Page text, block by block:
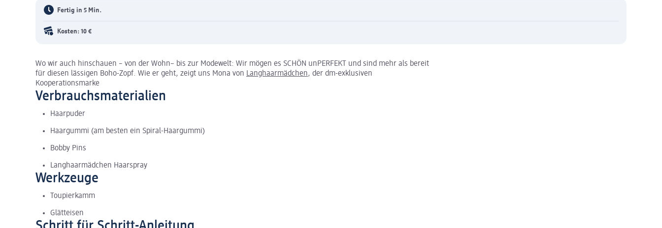
Fertig in 5 Min.
Kosten: 10 €
Wo wir auch hinschauen – von der Wohn– bis zur Modewelt: Wir mögen es SCHÖN unPERFEKT und sind mehr als bereit
für diesen lässigen Boho-Zopf. Wie er geht, zeigt uns Mona von Langhaarmädchen, der dm-exklusiven
Kooperationsmarke
Verbrauchsmaterialien
Haarpuder
Haargummi (am besten ein Spiral-Haargummi)
Bobby Pins
Langhaarmädchen Haarspray
Werkzeuge
Toupierkamm
Glätteisen